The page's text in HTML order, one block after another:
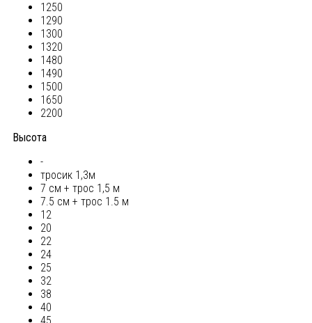
1250
1290
1300
1320
1480
1490
1500
1650
2200
Высота
-
тросик 1,3м
7 см + трос 1,5 м
7.5 см + трос 1.5 м
12
20
22
24
25
32
38
40